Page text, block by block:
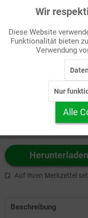
Passende Stichworte
Fastenzeit/Passion,
zuerst
z.B. Farbe-Grafik,
Herunterladen
Auf Ihren Merkzettel
Beschreibung
Funktionale
Marketing
Personalisierung
Service
Wir
Diese Website
Funktionalität bieten
Verwendung
Nur
Alle